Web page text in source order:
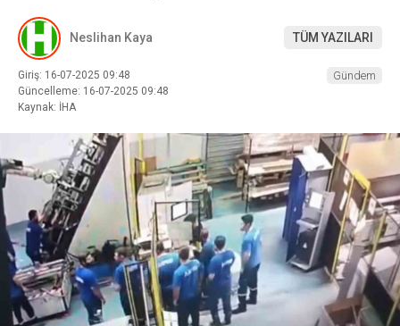
Neslihan Kaya TÜM YAZILARI
Giriş: 16-07-2025 09:48
Güncelleme: 16-07-2025 09:48
Kaynak: İHA
Gündem